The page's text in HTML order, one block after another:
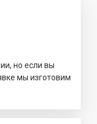
но если вы
мы изготовим